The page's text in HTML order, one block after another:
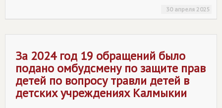
30 апреля 2025
За 2024 год 19 обращений было
подано омбудсмену по защите прав
детей по вопросу травли детей в
детских учреждениях Калмыкии